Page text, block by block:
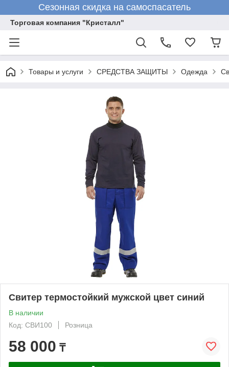
Сезонная скидка на самоспасатель
Торговая компания "Кристалл"
Товары и услуги СРЕДСТВА ЗАЩИТЫ Одежда
Свитер термостойкий мужской цвет синий
В наличии
Код: СВИ100
Розница
58 000 ₸